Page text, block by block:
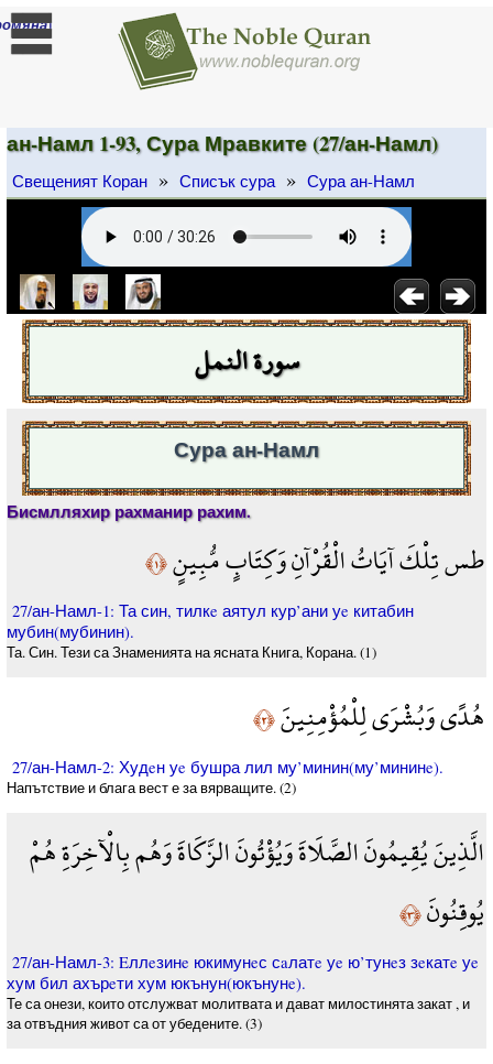
]
ан-Намл 1-93, Сура Мравките (27/ан-Намл)
Свещеният Коран » Списък сура » Сура ан-Намл
سورة النمل
Сура ан-Намл
Бисмлляхир рахманир рахим.
طس تِلْكَ آيَاتُ الْقُرْآنِ وَكِتَابٍ مُّبِينٍ﴿١﴾
27/ан-Намл-1: Та син, тилкe аятул кур’ани уe китабин
мубин(мубинин).
Та. Син. Тези са Знаменията на ясната Книга, Корана. (1)
هُدًى وَبُشْرَى لِلْمُؤْمِنِينَ﴿٢﴾
27/ан-Намл-2: Худeн уe бушра лил му’минин(му’мининe).
Напътствие и блага вест е за вярващите. (2)
الَّذِينَ يُقِيمُونَ الصَّلَاةَ وَيُؤْتُونَ الزَّكَاةَ وَهُم بِالْآخِرَةِ هُمْ
يُوقِنُونَ﴿٣﴾
27/ан-Намл-3: Eллeзинe юкимунeс сaлатe уe ю’тунeз зeкатe уe
хум бил ахърeти хум юкънун(юкънунe).
Те са онези, които отслужват молитвата и дават милостинята закат , и
за отвъдния живот са от убедените. (3)